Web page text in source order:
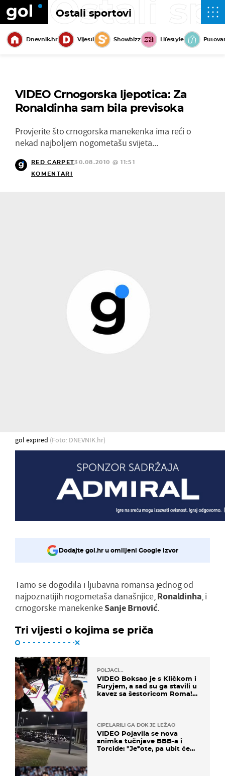
Ostali sportovi
Ostali
Dnevnik.hr Vijesti Showbizz Lifestyle
VIDEO Crnogorska ljepotica: Za
Ronaldinha sam bila previsoka
Provjerite što crnogorska manekenka ima reći o
nekad najboljem nogometašu svijeta...
RED CARPET30.08.2010 @ 11:51
KOMENTARI
gol expired (Foto: DNEVNIK.hr)
Dodajte gol.hr u omiljeni Google izvor
Tamo se dogodila i ljubavna romansa jednog od
najpoznatijih nogometaša današnjice,Ronaldinha, i
crnogorske manekenkeSanje Brnović.
Tri vijesti o kojima se priča
POLJACI...
VIDEO Boksao je s Kličkom i
Furyjem, a sad su ga stavili u
kavez sa šestoricom Roma!
CIPELARILI GA DOK JE LEŽAO
VIDEO Pojavila se nova
snimka tučnjave BBB-a i
Torcide: "Je*ote, pa ubit će